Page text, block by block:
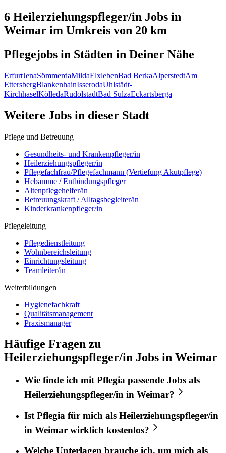
6 Heilerziehungspfleger/in Jobs in
Weimar im Umkreis von 20 km
Pflegejobs in Städten in Deiner Nähe
ErfurtJenaSömmerdaMildaElxlebenBad BerkaAlperstedtAm
EttersbergBlankenhainIsserodaUhlstädt-
KirchhaselKölledaRudolstadtBad SulzaEckartsberga
Weitere Jobs in dieser Stadt
Pflege und Betreuung
Gesundheits- und Krankenpfleger/in
Heilerziehungspfleger/in
Pflegefachfrau/Pflegefachmann (Vertiefung Akutpflege)
Hebamme / Entbindungspfleger
Altenpflegehelfer/in
Betreuungskraft / Alltagsbegleiter/in
Kinderkrankenpfleger/in
Pflegeleitung
Pflegedienstleitung
Wohnbereichsleitung
Einrichtungsleitung
Teamleiter/in
Weiterbildungen
Hygienefachkraft
Qualitätsmanagement
Praxismanager
Häufige Fragen zu
Heilerziehungspfleger/in Jobs in Weimar
Wie finde ich mitPflegia passende Jobs als
Heilerziehungspfleger/in in Weimar?
Ist Pflegia für mich als Heilerziehungspfleger/in
in Weimar wirklich kostenlos?
Welche Unterlagen brauche ich, um mich als